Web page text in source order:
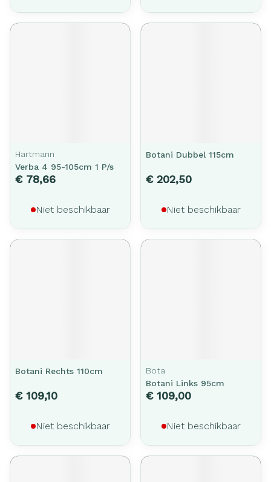
Hartmann
Verba 4 95-105cm 1 P/s
€ 78,66
Niet beschikbaar
Botani Dubbel 115cm
€ 202,50
Niet beschikbaar
Botani Rechts 110cm
€ 109,10
Niet beschikbaar
Bota
Botani Links 95cm
€ 109,00
Niet beschikbaar